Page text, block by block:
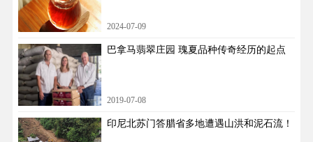
2024-07-09
巴拿马翡翠庄园 瑰夏品种传奇经历的起点
2019-07-08
印尼北苏门答腊省多地遭遇山洪和泥石流！